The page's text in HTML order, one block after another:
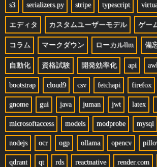
s3 serializers.py stripe typescript
エディタ カスタムユーザーモデル ゲー
コラム マークダウン ローカルllm 備
自動化 資格試験 開発効率化 api
bootstrap cloud9 csv fetchapi firefox
gnome gui java juman jwt latex
microsoftaccess models modprobe mysql
nodejs ocr ogp ollama opencv
qdrant qt rds reactnative render.com